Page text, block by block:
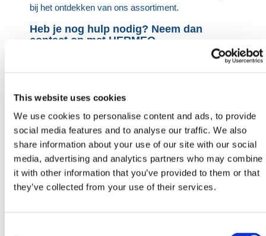
This website uses cookies
We use cookies to personalise content and ads, to provide
social media features and to analyse our traffic. We also
share information about your use of our site with our social
media, advertising and analytics partners who may combine
it with other information that you’ve provided to them or that
they’ve collected from your use of their services.
bij het ontdekken van ons assortiment.
Heb je nog hulp nodig? Neem dan
contact op met HERMEQ.
Aanbevolen producten